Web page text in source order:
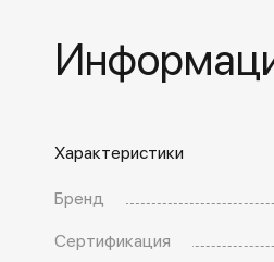
Характеристики
Бренд
Сертификация